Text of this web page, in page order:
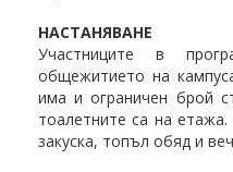
НАСТАНЯВАНЕ
Участниците в
общежитието на
има и ограничен брой
тоалетните са на
закуска, топъл обяд и